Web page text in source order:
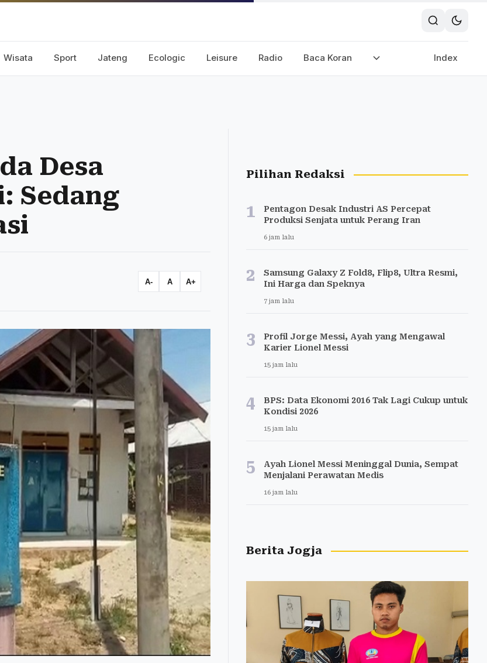
Wisata Sport Jateng Ecologic Leisure Radio Baca Koran Index
Desa
Sedang
A- A A+
Pilihan Redaksi
1
Pentagon Desak Industri AS Percepat
Produksi Senjata untuk Perang Iran
6 jam lalu
2
Samsung Galaxy Z Fold8, Flip8, Ultra Resmi,
Ini Harga dan Speknya
7 jam lalu
3
Profil Jorge Messi, Ayah yang Mengawal
Karier Lionel Messi
15 jam lalu
4
BPS: Data Ekonomi 2016 Tak Lagi Cukup untuk
Kondisi 2026
15 jam lalu
5
Ayah Lionel Messi Meninggal Dunia, Sempat
Menjalani Perawatan Medis
16 jam lalu
Berita Jogja